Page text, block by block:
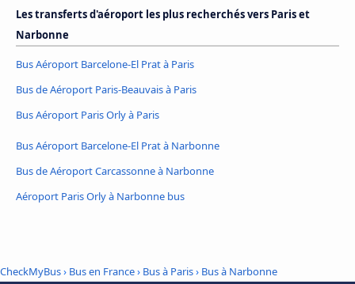
Les transferts d'aéroport les plus recherchés vers Paris et
Narbonne
Bus Aéroport Barcelone-El Prat à Paris
Bus de Aéroport Paris-Beauvais à Paris
Bus Aéroport Paris Orly à Paris
Bus Aéroport Barcelone-El Prat à Narbonne
Bus de Aéroport Carcassonne à Narbonne
Aéroport Paris Orly à Narbonne bus
CheckMyBus› Bus en France› Bus à Paris› Bus à Narbonne